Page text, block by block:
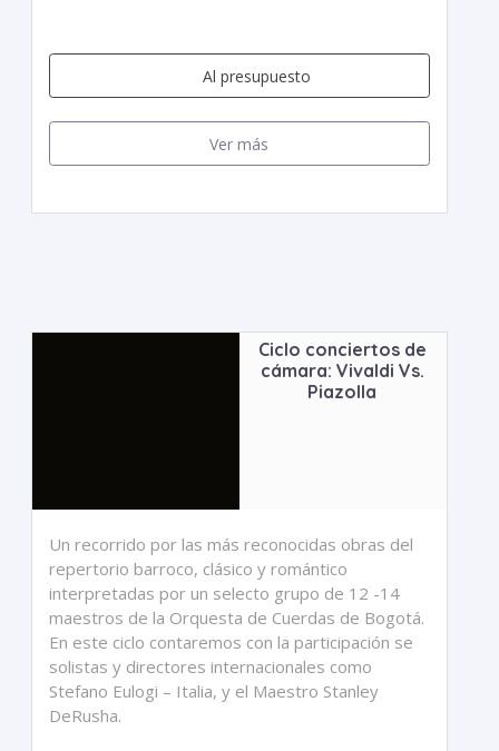
Al presupuesto
Ver más
Ciclo conciertos de
cámara: Vivaldi Vs.
Piazolla
Un recorrido por las más reconocidas obras del
repertorio barroco, clásico y romántico
interpretadas por un selecto grupo de 12 -14
maestros de la Orquesta de Cuerdas de Bogotá.
En este ciclo contaremos con la participación se
solistas y directores internacionales como
Stefano Eulogi – Italia, y el Maestro Stanley
DeRusha.